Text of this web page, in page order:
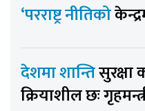
‘परराष्ट्र नीतिको
देशमा शान्तिसुरक्षा
क्रियाशील छः